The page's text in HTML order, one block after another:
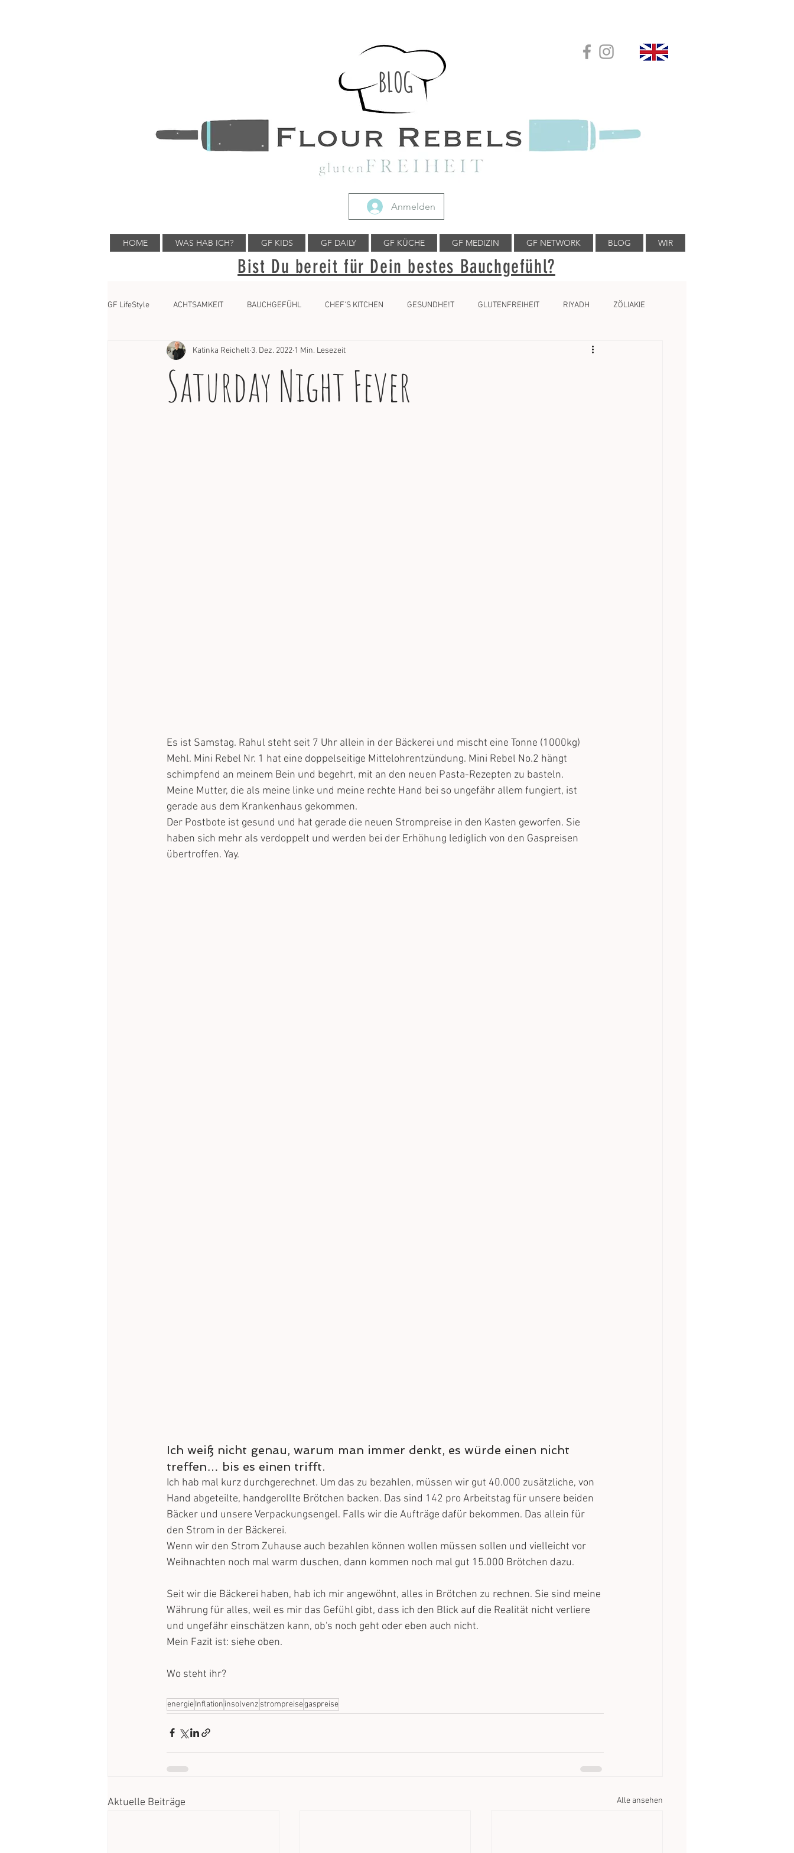
BLOG
Anmelden
HOME WAS HAB ICH? GF KIDS GF DAILY GF KÜCHE GF MEDIZIN GF NETWORK BLOG WIR
Bist Du bereit für Dein bestes Bauchgefühl?
GF LifeStyle ACHTSAMKEIT BAUCHGEFÜHL CHEF'S KITCHEN GESUNDHE!T GLUTENFREIHEIT RIYADH ZÖLIAKIE
Saturday Night Fever
Katinka Reichelt 3. Dez. 2022 1 Min. Lesezeit
Es ist Samstag. Rahul steht seit 7 Uhr allein in der Bäckerei und mischt eine Tonne (1000kg)
Mehl. Mini Rebel Nr. 1 hat eine doppelseitige Mittelohrentzündung. Mini Rebel No.2 hängt
schimpfend an meinem Bein und begehrt, mit an den neuen Pasta-Rezepten zu basteln.
Meine Mutter, die als meine linke und meine rechte Hand bei so ungefähr allem fungiert, ist
gerade aus dem Krankenhaus gekommen.
Der Postbote ist gesund und hat gerade die neuen Strompreise in den Kasten geworfen. Sie
haben sich mehr als verdoppelt und werden bei der Erhöhung lediglich von den Gaspreisen
übertroffen. Yay.
Ich weiß nicht genau, warum man immer denkt, es würde einen nicht
treffen… bis es einen trifft.
Ich hab mal kurz durchgerechnet. Um das zu bezahlen, müssen wir gut 40.000 zusätzliche, von
Hand abgeteilte, handgerollte Brötchen backen. Das sind 142 pro Arbeitstag für unsere beiden
Bäcker und unsere Verpackungsengel. Falls wir die Aufträge dafür bekommen. Das allein für
den Strom in der Bäckerei.
Wenn wir den Strom Zuhause auch bezahlen können wollen müssen sollen und vielleicht vor
Weihnachten noch mal warm duschen, dann kommen noch mal gut 15.000 Brötchen dazu.
Seit wir die Bäckerei haben, hab ich mir angewöhnt, alles in Brötchen zu rechnen. Sie sind meine
Währung für alles, weil es mir das Gefühl gibt, dass ich den Blick auf die Realität nicht verliere
und ungefähr einschätzen kann, ob's noch geht oder eben auch nicht.
Mein Fazit ist: siehe oben.
Wo steht ihr?
energieInflation insolvenz strompreisegaspreise
Aktuelle Beiträge Alle ansehen